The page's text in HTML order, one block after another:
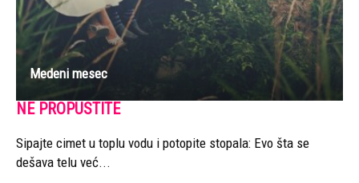
Medeni mesec
NE PROPUSTITE
Sipajte cimet u toplu vodu i potopite stopala: Evo šta se
dešava telu već...